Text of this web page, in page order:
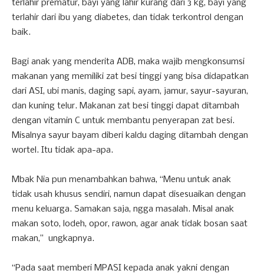
terlahir prematur, bayi yang lahir kurang dari 3 kg, bayi yang
terlahir dari ibu yang diabetes, dan tidak terkontrol dengan
baik.
Bagi anak yang menderita ADB, maka wajib mengkonsumsi
makanan yang memiliki zat besi tinggi yang bisa didapatkan
dari ASI, ubi manis, daging sapi, ayam, jamur, sayur-sayuran,
dan kuning telur. Makanan zat besi tinggi dapat ditambah
dengan vitamin C untuk membantu penyerapan zat besi.
Misalnya sayur bayam diberi kaldu daging ditambah dengan
wortel. Itu tidak apa-apa.
Mbak Nia pun menambahkan bahwa, “Menu untuk anak
tidak usah khusus sendiri, namun dapat disesuaikan dengan
menu keluarga. Samakan saja, ngga masalah. Misal anak
makan soto, lodeh, opor, rawon, agar anak tidak bosan saat
makan,” ungkapnya.
“Pada saat memberi MPASI kepada anak yakni dengan